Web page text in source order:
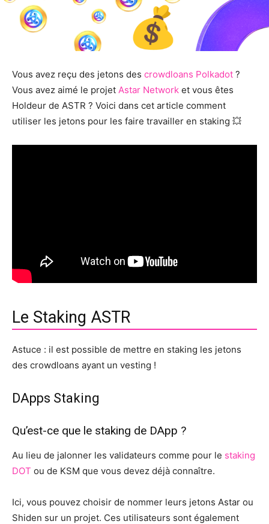
Vous avez reçu des jetons des crowdloans Polkadot ?
Vous avez aimé le projet Astar Network et vous êtes
Holdeur de ASTR ? Voici dans cet article comment
utiliser les jetons pour les faire travailler en staking 💥
Le Staking ASTR
Astuce : il est possible de mettre en staking les jetons
des crowdloans ayant un vesting !
DApps Staking
Qu’est-ce que le staking de DApp ?
Au lieu de jalonner les validateurs comme pour le staking
DOT ou de KSM que vous devez déjà connaître.
Ici, vous pouvez choisir de nommer leurs jetons Astar ou
Shiden sur un projet. Ces utilisateurs sont également